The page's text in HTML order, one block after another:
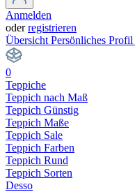
Anmelden
oderregistrieren
Übersicht Persönliches Profil
0
Teppiche
Teppich nach Maß
Teppich Günstig
Teppich Maße
Teppich Sale
Teppich Farben
Teppich Rund
Teppich Sorten
Desso